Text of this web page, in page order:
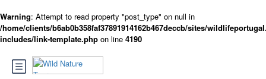
Warning: Attempt to read property "post_type" on null in
/home/clients/b6ab0b358faf37891914162b467deccb/sites/
includes/link-template.php on line 4190